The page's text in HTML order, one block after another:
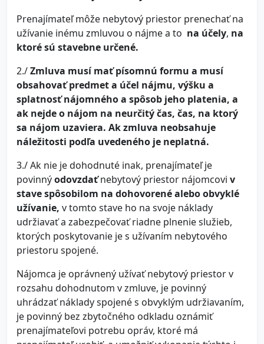
Prenajímateľ môže nebytový priestor prenechať na
užívanie inému zmluvou o nájme a to na účely, na
ktoré sú stavebne určené.
2./Zmluva musí mať písomnú formu a musí
obsahovať predmet a účel nájmu, výšku a
splatnosť nájomného a spôsob jeho platenia, a
ak nejde o nájom na neurčitý čas, čas, na ktorý
sa nájom uzaviera. Ak zmluva neobsahuje
náležitosti podľa uvedeného je neplatná.
3./ Ak nie je dohodnuté inak, prenajímateľ je
povinnýodovzdaťnebytový priestor nájomcovi v
stave spôsobilom na dohovorené alebo obvyklé
užívanie, v tomto stave ho na svoje náklady
udržiavať a zabezpečovať riadne plnenie služieb,
ktorých poskytovanie je s užívaním nebytového
priestoru spojené.
Nájomca je oprávnený užívať nebytový priestor v
rozsahu dohodnutom v zmluve, je povinný
uhrádzať náklady spojené s obvyklým udržiavaním,
je povinný bez zbytočného odkladu oznámiť
prenajímateľovi potrebu opráv, ktoré má